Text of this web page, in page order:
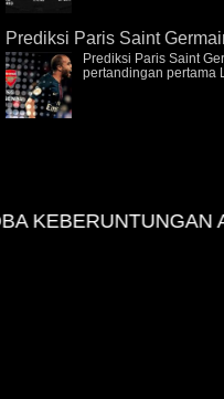
Prediksi Paris Saint
Prediksi Paris Saint
pertandingan pertama
KEBERUNTUNGAN